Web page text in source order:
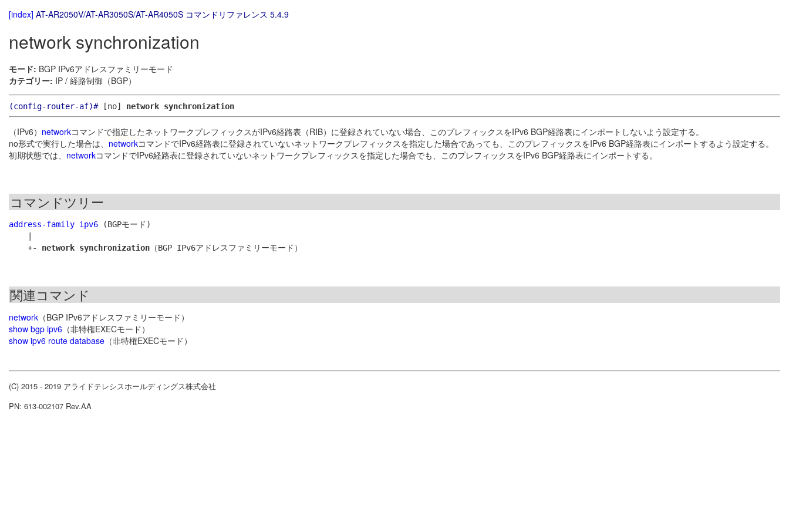
[index] AT-AR2050V/AT-AR3050S/AT-AR4050S コマンドリファレンス 5.4.9
network synchronization
モード: BGP IPv6アドレスファミリーモード
カテゴリー: IP / 経路制御（BGP）
(config-router-af)#[no] network synchronization
（IPv6） networkコマンドで指定したネットワークプレフィックスがIPv6経路表（RIB）に登録されていない場合、このプレフィックスをIPv6 BGP経路表にインポートしないよう設定する。
no形式で実行した場合は、 networkコマンドでIPv6経路表に登録されていないネットワークプレフィックスを指定した場合であっても、このプレフィックスをIPv6 BGP経路表にインポートするよう設定する。
初期状態では、 networkコマンドでIPv6経路表に登録されていないネットワークプレフィックスを指定した場合でも、このプレフィックスをIPv6 BGP経路表にインポートする。
コマンドツリー
address-family ipv6 (BGPモード)
    +-
network synchronization
関連コマンド
network （BGP IPv6アドレスファミリーモード）
show bgp ipv6 （非特権EXECモード）
show ipv6 route database （非特権EXECモード）
(C) 2015 - 2019 アライドテレシスホールディングス株式会社
PN: 613-002107 Rev.AA